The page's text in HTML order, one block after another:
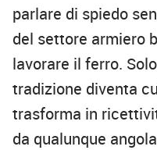
parlare di spiedo
del settore armiero
lavorare il ferro.
tradizione diventa
trasforma in
da qualunque